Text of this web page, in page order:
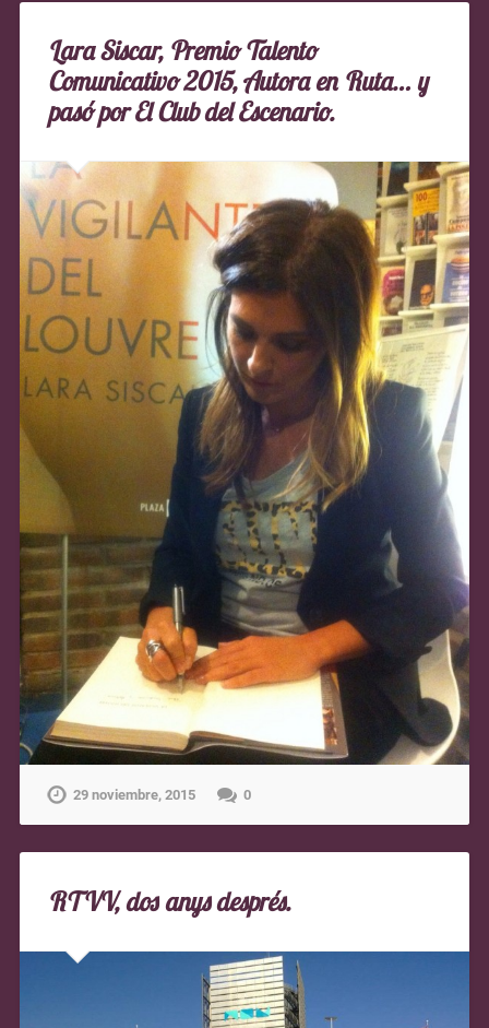
Lara Siscar, Premio Talento
Comunicativo 2015, Autora en Ruta… y
pasó por El Club del Escenario.
29 noviembre, 2015 0
RTVV, dos anys després.